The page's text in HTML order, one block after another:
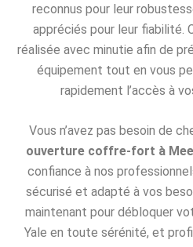
reconnus pour leur
appréciés pour leur fiabilité.
réalisée avec minutie afin de
équipement tout en vous
rapidement l’accès à
Vous n’avez pas besoin de
ouverture coffre-fort à
confiance à nos
sécurisé et adapté à vos
maintenant pour débloquer
Yale en toute sérénité, et